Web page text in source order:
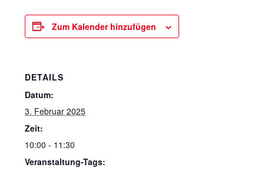
Zum Kalender hinzufügen
DETAILS
Datum:
3. Februar 2025
Zeit:
10:00 - 11:30
Veranstaltung-Tags: